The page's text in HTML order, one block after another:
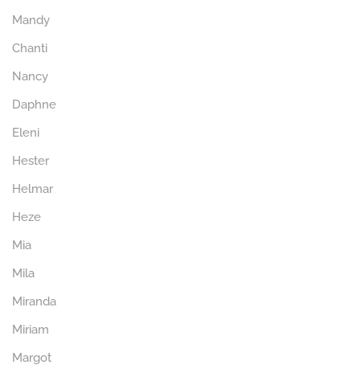
Mandy
Chanti
Nancy
Daphne
Eleni
Hester
Helmar
Heze
Mia
Mila
Miranda
Miriam
Margot